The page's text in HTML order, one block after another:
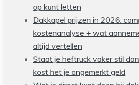
op kunt letten
Dakkapel prijzen in 2026:
kostenanalyse + wat
altijd vertellen
Staat je heftruck vaker stil
kost het je ongemerkt geld